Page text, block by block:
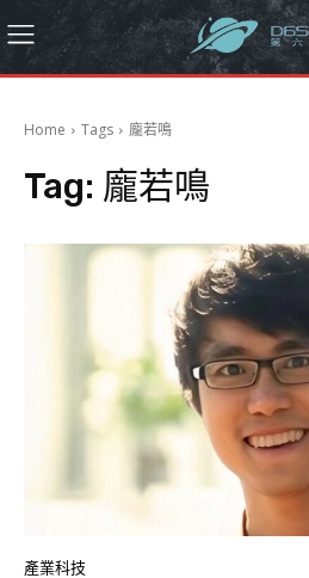
Home Tags 龐若鳴
Tag: 龐若鳴
產業科技